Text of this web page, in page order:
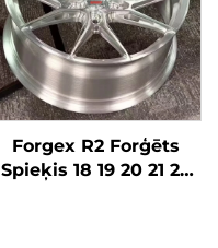
Forgex R2 Forģēts
Spieķis 18 19 20 21 22